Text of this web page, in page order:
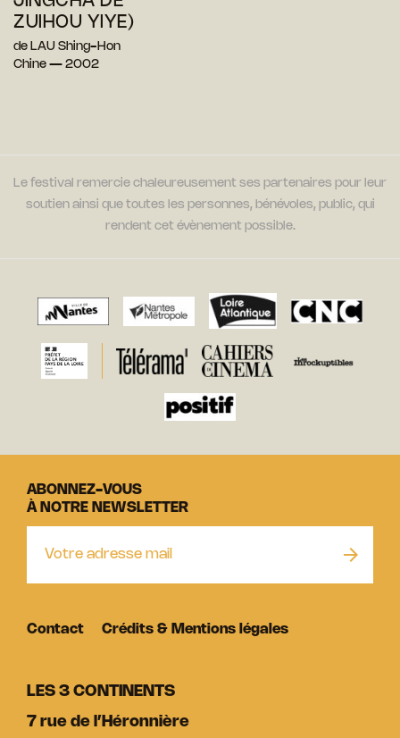
ZUIHOU YIYE)
de LAU Shing-Hon
Chine — 2002
Le festival remercie chaleureusement ses partenaires pour leur
soutien ainsi que toutes les personnes, bénévoles, public, qui
rendent cet évènement possible.
LES 3 CONTINENTS
7 rue de l’Héronnière
ABONNEZ-VOUS
À NOTRE NEWSLETTER
Contact Crédits & Mentions légales